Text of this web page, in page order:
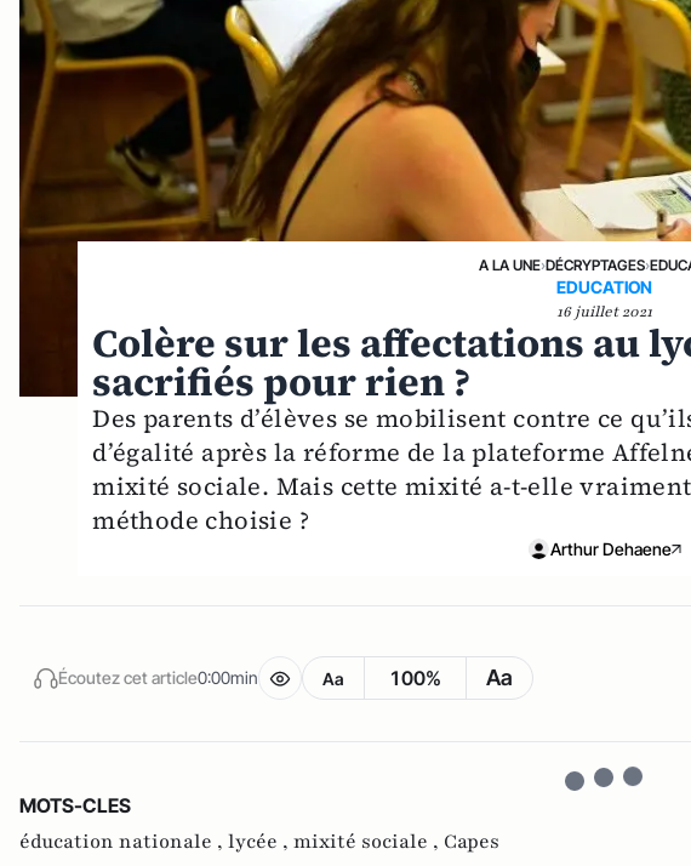
A LA UNE›DÉCRYPTAGES›
EDUCATION
16 juillet 2021
Colère sur les affectations au
sacrifiés pour rien ?
Des parents d’élèves se mobilisent contre ce
d’égalité après la réforme de la plateforme
mixité sociale. Mais cette mixité a-t-elle
méthode choisie ?
Arthur Dehaene
Écoutez cet article0:00min Aa 100% Aa
MOTS-CLES
éducation nationale , lycée , mixité sociale , Capes